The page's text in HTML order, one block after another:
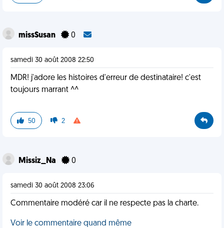
missSusan 0
samedi 30 août 2008 22:50
MDR! j'adore les histoires d'erreur de destinataire! c'est
toujours marrant ^^
50 2
Missiz_Na 0
samedi 30 août 2008 23:06
Commentaire modéré car il ne respecte pas la charte.
Voir le commentaire quand même